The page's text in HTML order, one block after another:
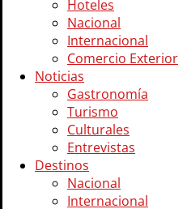
Hoteles
Nacional
Internacional
Comercio Exterior
Noticias
Gastronomía
Turismo
Culturales
Entrevistas
Destinos
Nacional
Internacional